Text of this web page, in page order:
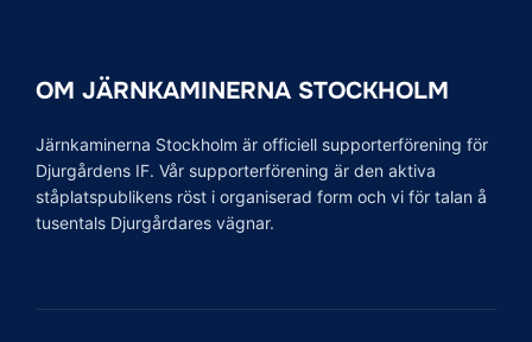
OM JÄRNKAMINERNA STOCKHOLM
Järnkaminerna Stockholm är officiell supporterförening för
Djurgårdens IF. Vår supporterförening är den aktiva
ståplatspublikens röst i organiserad form och vi för talan å
tusentals Djurgårdares vägnar.